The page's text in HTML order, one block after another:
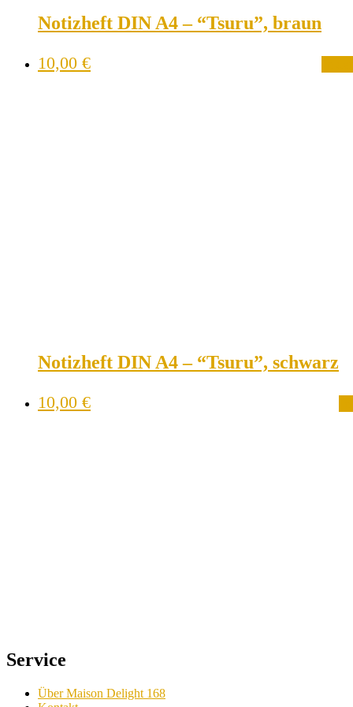
Notizheft DIN A4 – “Tsuru”, braun
10,00 €
Notizheft DIN A4 – “Tsuru”, schwarz
10,00 €
Service
Über Maison Delight 168